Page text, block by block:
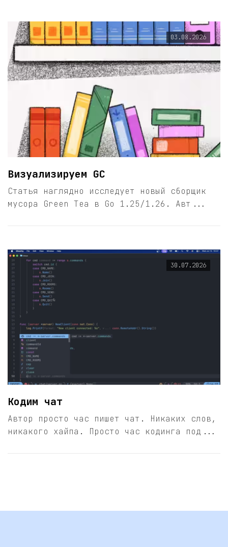
03.08.2026
Визуализируем GC
Статья наглядно исследует новый сборщик
мусора Green Tea в Go 1.25/1.26. Авт...
30.07.2026
Кодим чат
Автор просто час пишет чат. Никаких слов,
никакого хайпа. Просто час кодинга под...